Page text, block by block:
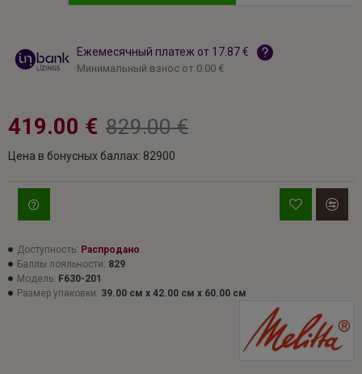
Доступность: Распродано
Баллы лояльности: 829
Модель: F630-201
Размер упаковки: 39.00 см x 42.00 см x 60.00 см
419.00 € 829.00 €
Цена в бонусных баллах: 82900
Ежемесячный платеж от 17.87 €
Минимальный взнос от 0.00 €